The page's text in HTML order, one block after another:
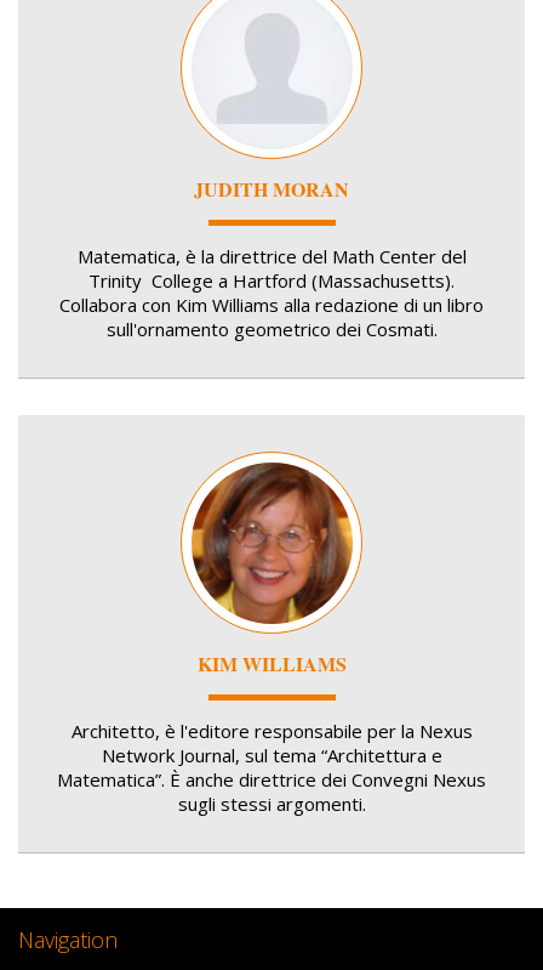
JUDITH MORAN
Matematica, è la direttrice del Math Center del
Trinity College a Hartford (Massachusetts).
Collabora con Kim Williams alla redazione di un libro
sull'ornamento geometrico dei Cosmati.
KIM WILLIAMS
Architetto, è l'editore responsabile per la Nexus
Network Journal, sul tema “Architettura e
Matematica”. È anche direttrice dei Convegni Nexus
sugli stessi argomenti.
Navigation